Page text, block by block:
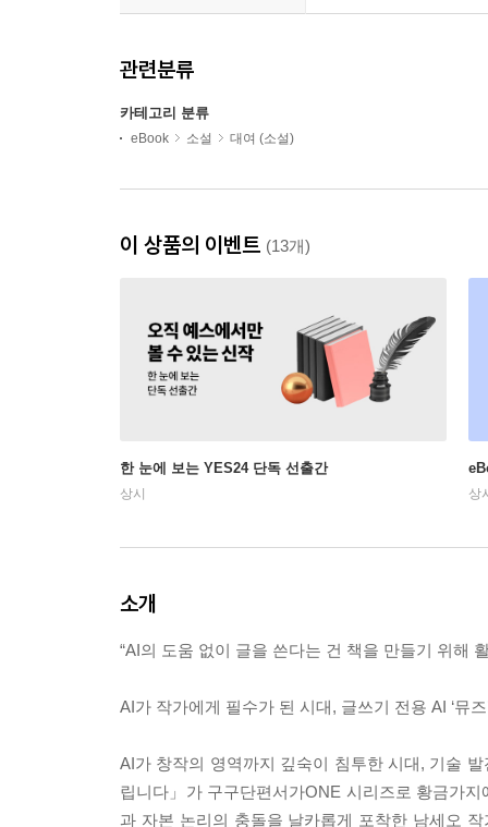
관련분류
카테고리 분류
eBook 소설 대여 (소설)
이 상품의 이벤트 (13개)
한 눈에 보는 YES24 단독 선출간
상시 상
소개
“AI의 도움 없이 글을 쓴다는 건 책을 만들기 위해
AI가 작가에게 필수가 된 시대, 글쓰기 전용 AI ‘뮤
AI가 창작의 영역까지 깊숙이 침투한 시대, 기술
립니다」가 구구단편서가ONE 시리즈로 황금가
과 자본 논리의 충돌을 날카롭게 포착한 남세오